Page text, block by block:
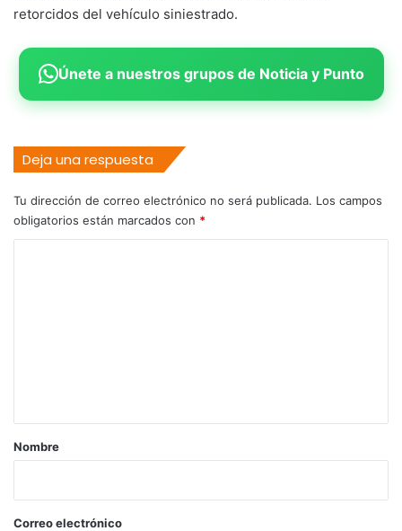
retorcidos del vehículo siniestrado.
Únete a nuestros grupos de Noticia y Punto
Deja una respuesta
Tu dirección de correo electrónico no será publicada. Los campos
obligatorios están marcados con *
r
*
Nombre
Correo electrónico